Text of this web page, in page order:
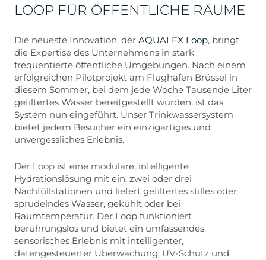
LOOP FÜR ÖFFENTLICHE RÄUME
Die neueste Innovation, der AQUALEX Loop, bringt
die Expertise des Unternehmens in stark
frequentierte öffentliche Umgebungen. Nach einem
erfolgreichen Pilotprojekt am Flughafen Brüssel in
diesem Sommer, bei dem jede Woche Tausende Liter
gefiltertes Wasser bereitgestellt wurden, ist das
System nun eingeführt. Unser Trinkwassersystem
bietet jedem Besucher ein einzigartiges und
unvergessliches Erlebnis.
Der Loop ist eine modulare, intelligente
Hydrationslösung mit ein, zwei oder drei
Nachfüllstationen und liefert gefiltertes stilles oder
sprudelndes Wasser, gekühlt oder bei
Raumtemperatur. Der Loop funktioniert
berührungslos und bietet ein umfassendes
sensorisches Erlebnis mit intelligenter,
datengesteuerter Überwachung, UV-Schutz und